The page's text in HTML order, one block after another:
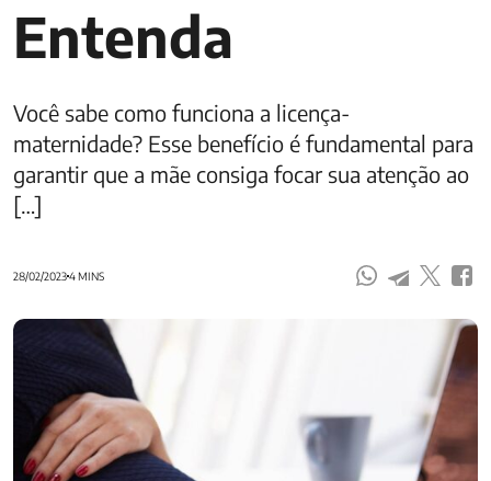
Entenda
Você sabe como funciona a licença-
maternidade? Esse benefício é fundamental para
garantir que a mãe consiga focar sua atenção ao
[…]
28/02/20234 MINS